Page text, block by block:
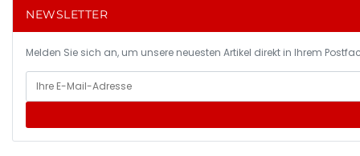
NEWSLETTER
Melden Sie sich an, um unsere neuesten Artikel direkt in Ihrem